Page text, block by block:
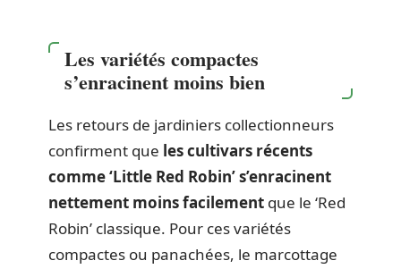
Les variétés compactes
s’enracinent moins bien
Les retours de jardiniers collectionneurs
confirment que les cultivars récents
comme ‘Little Red Robin’ s’enracinent
nettement moins facilement que le ‘Red
Robin’ classique. Pour ces variétés
compactes ou panachées, le marcottage